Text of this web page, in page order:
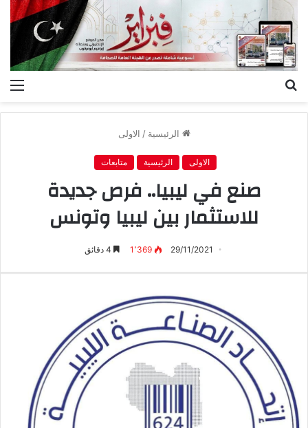
الرئيسية / الاولى
الاولى الرئيسية متابعات
صنع في ليبيا.. فرص جديدة
للاستثمار بين ليبيا وتونس
29/11/2021 1٬369